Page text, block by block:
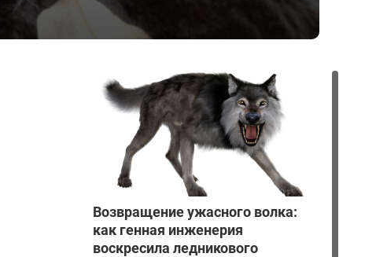
Возвращение ужасного волка:
как генная инженерия
воскресила ледникового